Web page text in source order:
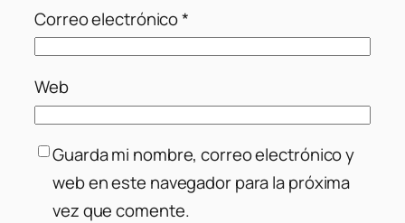
Correo electrónico*
Web
Guarda mi nombre, correo electrónico y
web en este navegador para la próxima
vez que comente.